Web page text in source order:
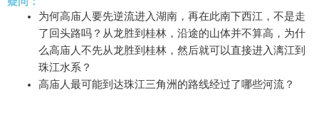
为何高庙人要先逆流进入湖南，再在此南下西江，不是走
了回头路吗？从龙胜到桂林，沿途的山体并不算高，为什
么高庙人不先从龙胜到桂林，然后就可以直接进入漓江到
珠江水系？
高庙人最可能到达珠江三角洲的路线经过了哪些河流？